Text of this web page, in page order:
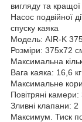
вигляду та
Насос подвійної
спуску каяка
Модель: AIR-K
Розміри: 375x72
Максимальна
Вага каяка: 16,6 кг
Максимальне
Повітряні камери:
Зливні клапани: 2
Максимум. Тиск